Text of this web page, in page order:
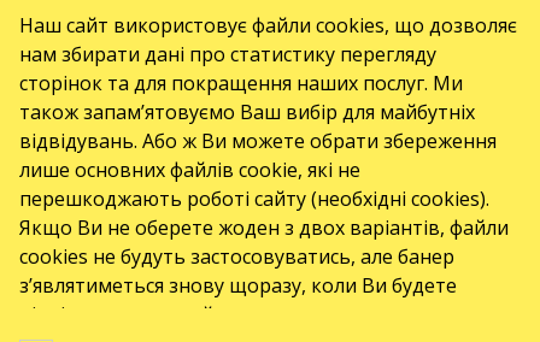
Наш сайт використовує файли cookies, що дозволяє
нам збирати дані про статистику перегляду
сторінок та для покращення наших послуг. Ми
також запам’ятовуємо Ваш вибір для майбутніх
відвідувань. Або ж Ви можете обрати збереження
лише основних файлів cookie, які не
перешкоджають роботі сайту (необхідні cookies).
Якщо Ви не оберете жоден з двох варіантів, файли
cookies не будуть застосовуватись, але банер
з’являтиметься знову щоразу, коли Ви будете
відвідувати наш сайт.
Карта сайту
ПРО НАС
front.news.title
Організатори
Логотипи
Хто ми є
Політика закупівель